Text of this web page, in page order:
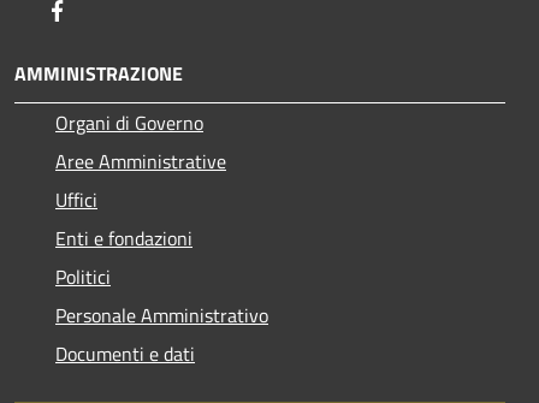
AMMINISTRAZIONE
Organi di Governo
Aree Amministrative
Uffici
Enti e fondazioni
Politici
Personale Amministrativo
Documenti e dati